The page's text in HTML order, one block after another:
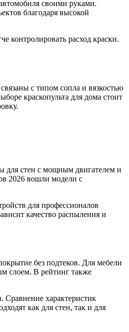
своими руками.
благодаря высокой
контролировать расход краски.
с типом сопла и вязкостью
краскопульта для дома стоит
для стен с мощным двигателем и
2026 вошли модели с
для профессионалов
качество распыления и
без подтеков. Для мебели
слоем. В рейтинг также
характеристик
как для стен, так и для